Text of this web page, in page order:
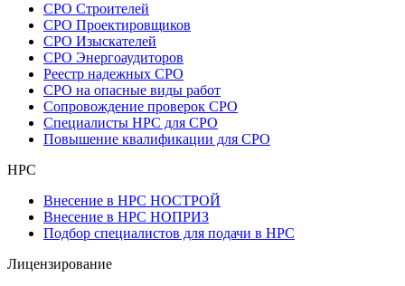
СРО Строителей
СРО Проектировщиков
СРО Изыскателей
СРО Энергоаудиторов
Реестр надежных СРО
СРО на опасные виды работ
Сопровождение проверок СРО
Специалисты НРС для СРО
Повышение квалификации для СРО
НРС
Внесение в НРС НОСТРОЙ
Внесение в НРС НОПРИЗ
Подбор специалистов для подачи в НРС
Лицензирование